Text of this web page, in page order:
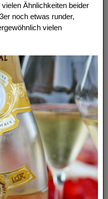
Ähnlichkeiten beider
noch etwas runder,
vielen